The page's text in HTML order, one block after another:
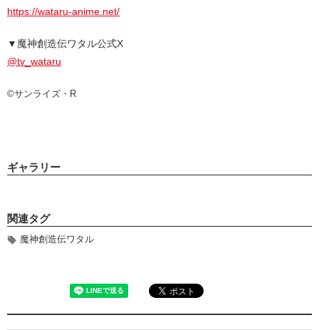
https://wataru-anime.net/
▼魔神創造伝ワタル公式X
@tv_wataru
©サンライズ・R
ギャラリー
関連タグ
魔神創造伝ワタル